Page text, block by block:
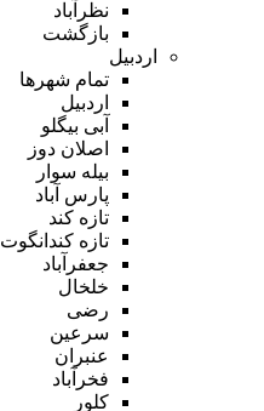
نظرآباد
بازگشت
اردبیل
تمام شهر‌ها
اردبیل
آبی بیگلو
اصلان دوز
بیله سوار
پارس آباد
تازه کند
تازه کندانگوت
جعفرآباد
خلخال
رضی
سرعین
عنبران
فخرآباد
کلور